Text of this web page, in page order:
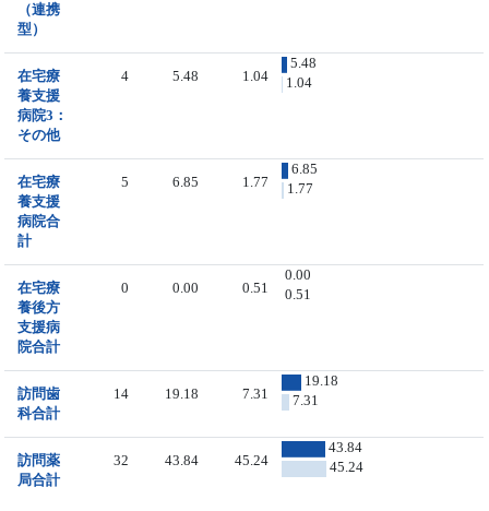
（連携
型）
在宅療
養支援
病院3：
その他
4 5.48 1.04
5.48
1.04
在宅療
養支援
病院合
計
5 6.85 1.77
6.85
1.77
在宅療
養後方
支援病
院合計
0 0.00 0.51
0.00
0.51
訪問歯
科合計
14 19.18 7.31
19.18
7.31
訪問薬
局合計
32 43.84 45.24
43.84
45.24